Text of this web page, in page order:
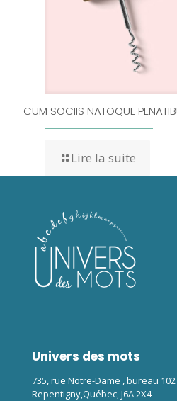
CUM SOCIIS NATOQUE
Lire la suite
Univers des mots
735, rue Notre-Dame , bureau 102
Repentigny,Québec, J6A 2X4